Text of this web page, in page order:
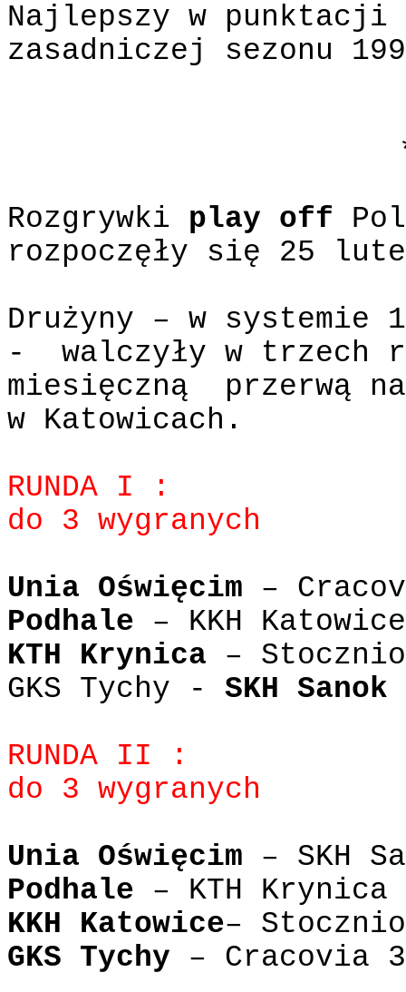
Najlepszy w
zasadniczej sezonu
Rozgrywki play off
rozpoczęły się 25
Drużyny – w
-
walczyły w trzech
miesięczną
przerwą
w Katowicach.
RUNDA I :
do 3 wygranych
Unia Oświęcim –
Podhale – KKH
KTH Krynica –
GKS Tychy - SKH Sanok
RUNDA II :
do 3 wygranych
Unia Oświęcim – SKH
Podhale – KTH Krynica
KKH Katowice–
GKS Tychy – Cracovia